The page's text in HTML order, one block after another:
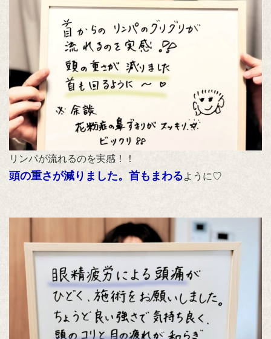
リンパが流れるのを実感！！
頭の重さが減りました。首もまわるように♡